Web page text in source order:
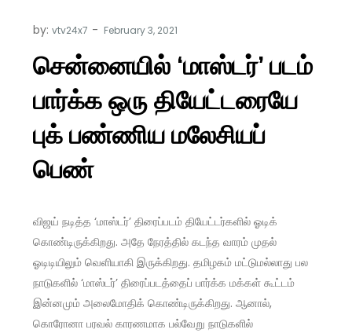
by:vtv24x7
சென்னையில் ‘மாஸ்டர்’ படம்
பார்க்க ஒரு தியேட்டரையே
புக் பண்ணிய மலேசியப்
பெண்
விஜய் நடித்த ‘மாஸ்டர்’ திரைப்படம் தியேட்டர்களில் ஓடிக்
கொண்டிருக்கிறது. அதே நேரத்தில் கடந்த வாரம் முதல்
ஓடிடியிலும் வெளியாகி இருக்கிறது. தமிழகம் மட்டுமல்லாது பல
நாடுகளில் ‘மாஸ்டர்’ திரைப்படத்தைப் பார்க்க மக்கள் கூட்டம்
இன்னமும் அலைமோதிக் கொண்டிருக்கிறது. ஆனால்,
கொரோனா பரவல் காரணமாக பல்வேறு நாடுகளில்